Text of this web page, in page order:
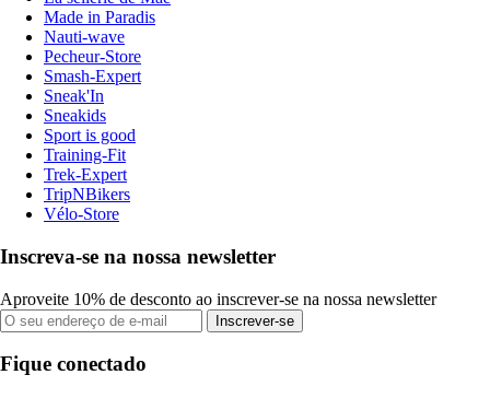
Made in Paradis
Nauti-wave
Pecheur-Store
Smash-Expert
Sneak'In
Sneakids
Sport is good
Training-Fit
Trek-Expert
TripNBikers
Vélo-Store
Inscreva-se na nossa newsletter
Aproveite 10% de desconto ao inscrever-se na nossa newsletter
Inscrever-se
Fique conectado